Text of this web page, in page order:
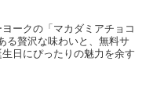
ークの「マカダミアチョコ
る贅沢な味わいと、無料サ
日にぴったりの魅力を余す